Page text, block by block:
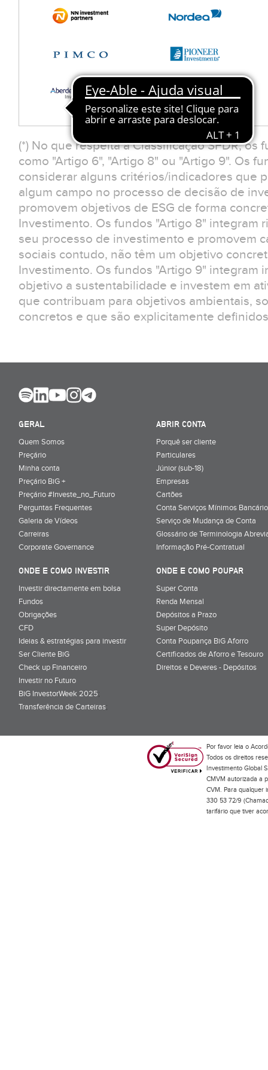
(*) No que respeita à Classificação SFDR,
como "Artigo 6", "Artigo 8" ou "Artigo 9". Os
considerar alguns critérios/indicadores que
algum campo no processo de decisão de
promovem objetivos de ESG de forma
Investimento. Os fundos "Artigo 8" integram
seu processo de investimento e promovem
sociais contudo, não têm um objetivo
Investimento. Os fundos "Artigo 9" integram
objetivo a sustentabilidade e investem em
que contribuam para objetivos ambientais,
concretos e que são explicitamente
GERAL
Quem Somos
Preçário
Minha conta
Preçário BiG +
Preçário #Investe_no_Futuro
Perguntas Frequentes
Galeria de Vídeos
Carreiras
Corporate Governance
ABRIR CONTA
Porquê ser cliente
Particulares
Júnior (sub-18)
Empresas
Cartões
Conta Serviços Mínimos
Serviço de Mudança de Conta
Glossário de Terminologia
Informação Pré-Contratual
ONDE E COMO INVESTIR
Investir directamente em bolsa
Fundos
Obrigações
CFD
Ideias & estratégias para investir
Ser Cliente BiG
Check up Financeiro
Investir no Futuro
BiG InvestorWeek 2025;
Transferência de Carteiras;
ONDE E COMO POUPAR
Super Conta
Renda Mensal
Depósitos a Prazo
Super Depósito
Conta Poupança BiG Aforro
Certificados de Aforro e Tesouro
Direitos e Deveres - Depósitos
Por favor leia o
Todos os direitos
Investimento Global
CMVM autorizada a
CVM. Para qualquer
330 53 72/9
tarifário que tiver